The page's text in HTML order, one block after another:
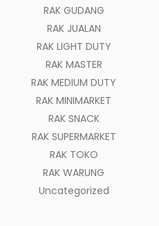
RAK GUDANG
RAK JUALAN
RAK LIGHT DUTY
RAK MASTER
RAK MEDIUM DUTY
RAK MINIMARKET
RAK SNACK
RAK SUPERMARKET
RAK TOKO
RAK WARUNG
Uncategorized